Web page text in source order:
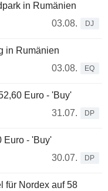
in Rumänien
03.08.
DJ
in Rumänien
03.08.
EQ
Euro - 'Buy'
31.07.
DP
Euro - 'Buy'
30.07.
DP
für Nordex auf 58